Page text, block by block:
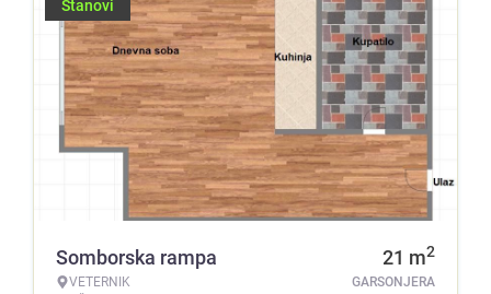
Stanovi
Somborska rampa
VETERNIK
21 m2
GARSONJERA